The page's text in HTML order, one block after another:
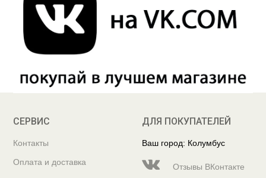
СЕРВИС
Контакты
Оплата и доставка
ДЛЯ ПОКУПАТЕЛЕЙ
Ваш город: Колумбус
Отзывы ВКонтакте